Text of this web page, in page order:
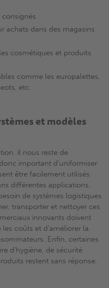
consignés
achats dans des magasins
cosmétiques et produits
comme les europalettes,
etc.
et modèles
il nous reste de
important d’uniformiser
être facilement utilisés
différentes applications.
de systèmes logistiques
transporter et nettoyer ces
innovants doivent
coûts et d’améliorer la
Enfin, certaines
d’hygiène, de sécurité
restent sans réponse.